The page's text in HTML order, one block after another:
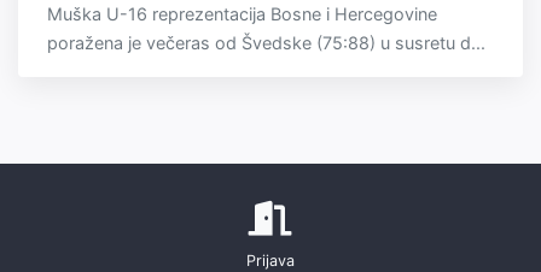
Muška U-16 reprezentacija Bosne i Hercegovine
poražena je večeras od Švedske (75:88) u susretu d...
Prijava